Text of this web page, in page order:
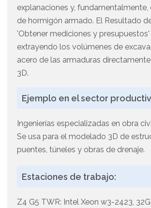
explanaciones y, fundamentalmente,
de hormigón armado. El Resultado
'Obtener mediciones y
extrayendo los volúmenes de
acero de las armaduras
3D.
Ejemplo en el sector
Ingenierías especializadas en obra
Se usa para el modelado 3D de
puentes, túneles y obras de drenaje.
Estaciones de trabajo:
Z4 G5 TWR: Intel Xeon w3-2423,